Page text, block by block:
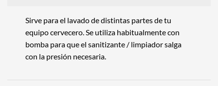
Sirve para el lavado de distintas partes de tu
equipo cervecero. Se utiliza habitualmente con
bomba para que el sanitizante / limpiador salga
con la presión necesaria.